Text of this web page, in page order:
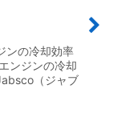
ンの冷却効率
ンジンの冷却
（ジャブ